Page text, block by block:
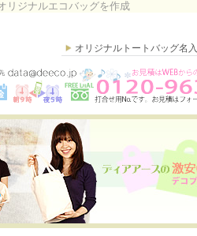
リジナルエコバッグを作成
オリジナルトートバッグ名